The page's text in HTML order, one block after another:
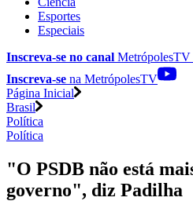
Esportes
Especiais
Inscreva-se no canal MetrópolesTV
Inscreva-se na MetrópolesTV
Página Inicial
Brasil
Política
Política
"O PSDB não está
governo", diz Padilha